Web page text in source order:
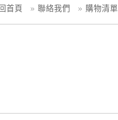
回首頁 聯絡我們 購物清單